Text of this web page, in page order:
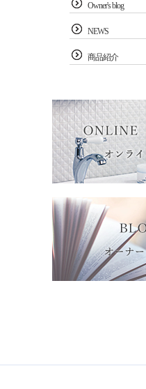
Owner's blog
NEWS
商品紹介